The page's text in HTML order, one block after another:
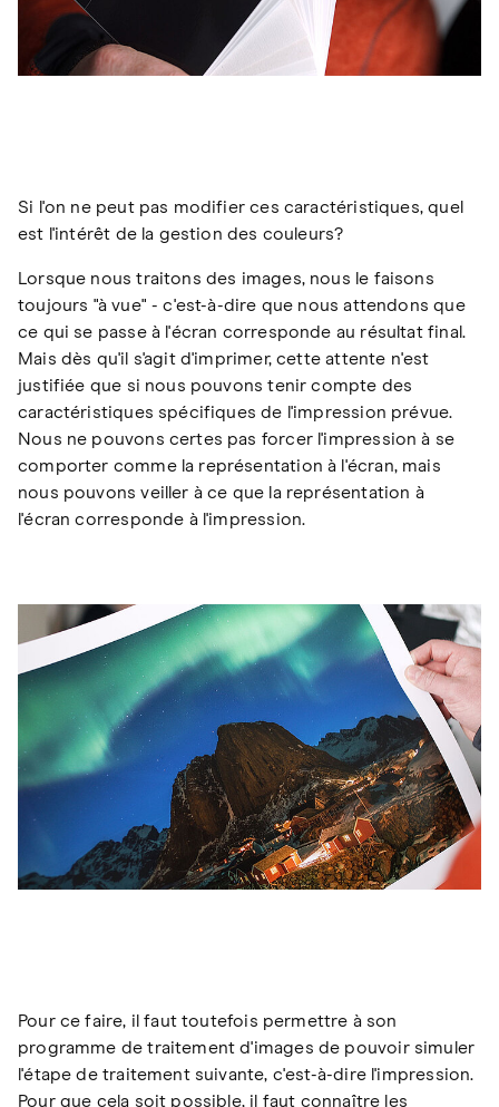
Si l'on ne peut pas modifier ces caractéristiques, quel
est l'intérêt de la gestion des couleurs?
Lorsque nous traitons des images, nous le faisons
toujours "à vue" - c'est-à-dire que nous attendons que
ce qui se passe à l'écran corresponde au résultat final.
Mais dès qu'il s'agit d'imprimer, cette attente n'est
justifiée que si nous pouvons tenir compte des
caractéristiques spécifiques de l'impression prévue.
Nous ne pouvons certes pas forcer l'impression à se
comporter comme la représentation à l'écran, mais
nous pouvons veiller à ce que la représentation à
l'écran corresponde à l'impression.
Pour ce faire, il faut toutefois permettre à son
programme de traitement d'images de pouvoir simuler
l'étape de traitement suivante, c'est-à-dire l'impression.
Pour que cela soit possible, il faut connaître les